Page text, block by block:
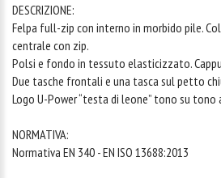
DESCRIZIONE:
Felpa full-zip con interno in morbido pile.
centrale con zip.
Polsi e fondo in tessuto elasticizzato.
Due tasche frontali e una tasca sul petto
Logo U-Power “testa di leone” tono su
NORMATIVA:
Normativa EN 340 - EN ISO 13688:2013